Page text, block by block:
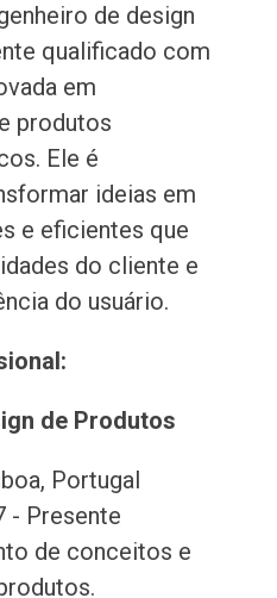
de design
qualificado com
em
produtos
Ele é
ideias em
e eficientes que
do cliente e
do usuário.
de Produtos
Portugal
- Presente
de conceitos e